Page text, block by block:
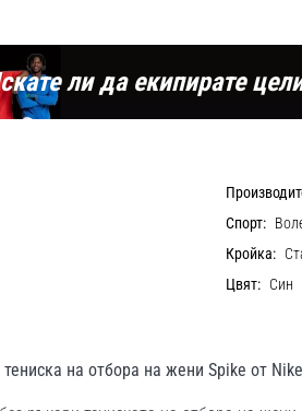
ли да екипирате
Спорт:
Кройка:
Цвят: Син
на отбора на жени Spike от Nike